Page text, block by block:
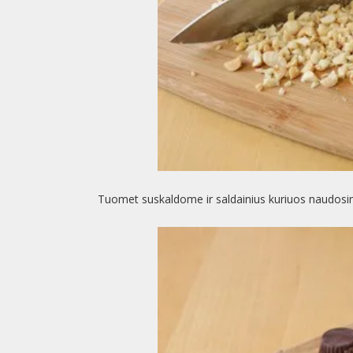
Tuomet suskaldome ir saldainius kuriuos